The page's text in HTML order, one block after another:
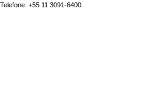
Telefone: +55 11 3091-6400.